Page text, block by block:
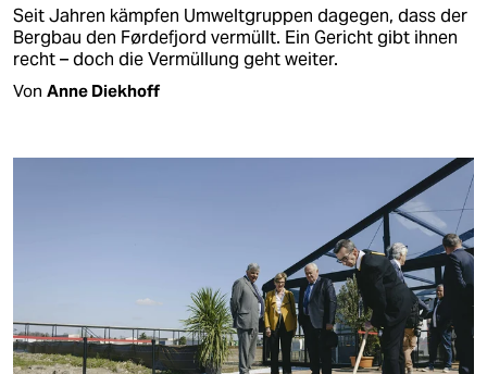
Seit Jahren kämpfen Umweltgruppen dagegen, dass der
Bergbau den Førdefjord vermüllt. Ein Gericht gibt ihnen
recht – doch die Vermüllung geht weiter.
Von Anne Diekhoff